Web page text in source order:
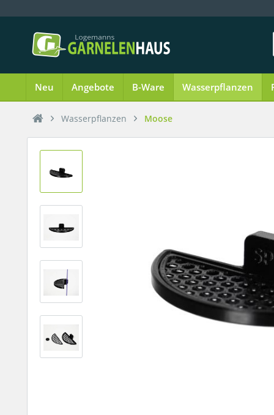
Neu Angebote B-Ware Wasserpflanzen
Wasserpflanzen Moose